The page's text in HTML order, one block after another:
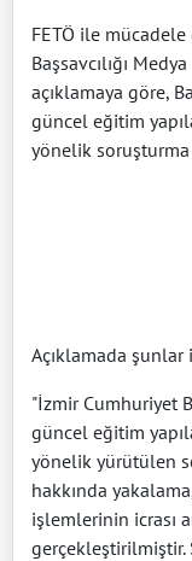
FETÖ ile
Başsavcılığı
açıklamaya göre,
güncel eğitim
yönelik
Açıklamada
"İzmir Cumhuriyet
güncel eğitim
yönelik yürütülen
hakkında
işlemlerinin icrası